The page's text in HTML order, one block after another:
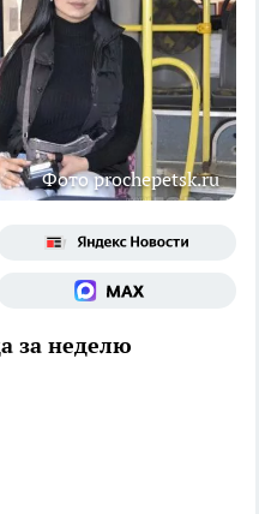
Фото prochepetsk.ru
за неделю